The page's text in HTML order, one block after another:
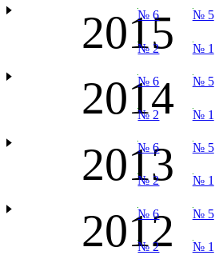
2015
№ 6 № 5
№ 2 № 1
2014
№ 6 № 5
№ 2 № 1
2013
№ 6 № 5
№ 2 № 1
2012
№ 6 № 5
№ 2 № 1